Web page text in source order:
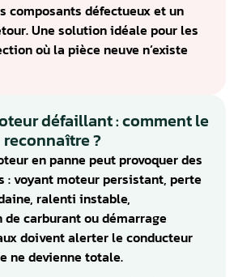
composants défectueux et un
Une solution idéale pour les
où la pièce neuve n’existe
défaillant : comment le
reconnaître ?
en panne peut provoquer des
: voyant moteur persistant, perte
ralenti instable,
carburant ou démarrage
doivent alerter le conducteur
ne devienne totale.